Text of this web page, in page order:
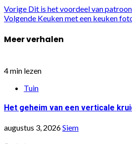
Vorige Dit is het voordeel van
Volgende Keuken met een keuken
Meer verhalen
4 min lezen
Tuin
Het geheim van een verticale
augustus 3, 2026Siem